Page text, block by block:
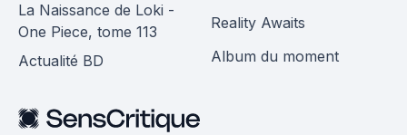
La Naissance de Loki -
One Piece, tome 113
Actualité BD
Reality Awaits
Album du moment